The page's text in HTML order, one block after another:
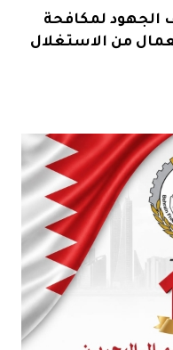
الجهود لمكافحة
من الاستغلال